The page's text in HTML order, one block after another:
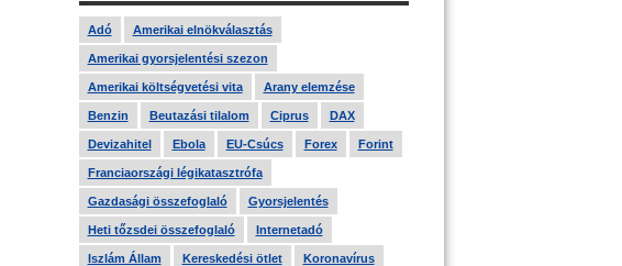
Adó Amerikai elnökválasztás
Amerikai gyorsjelentési szezon
Amerikai költségvetési vita Arany elemzése
Benzin Beutazási tilalom Ciprus DAX
Devizahitel Ebola EU-Csúcs Forex Forint
Franciaországi légikatasztrófa
Gazdasági összefoglaló Gyorsjelentés
Heti tőzsdei összefoglaló Internetadó
Iszlám Állam Kereskedési ötlet Koronavírus